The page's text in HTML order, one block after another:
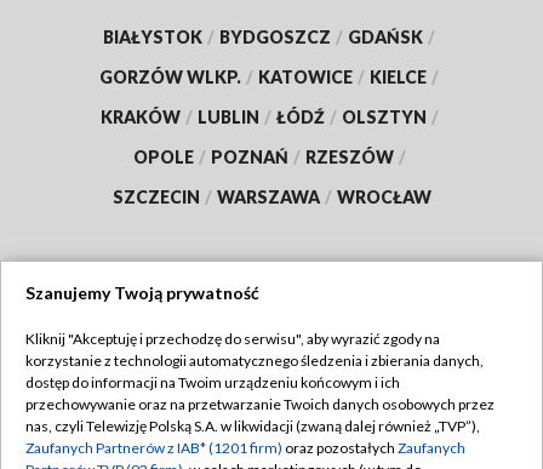
BIAŁYSTOK / BYDGOSZCZ / GDAŃSK /
GORZÓW WLKP. / KATOWICE / KIELCE /
KRAKÓW / LUBLIN / ŁÓDŹ / OLSZTYN /
OPOLE / POZNAŃ / RZESZÓW /
SZCZECIN / WARSZAWA / WROCŁAW
TVP
Abonament TVP
Emisja w TVP
Regulamin TVP
Polityka prywatności
Szanujemy Twoją prywatność
Kliknij "Akceptuję i przechodzę do serwisu", aby wyrazić zgody na
korzystanie z technologii automatycznego śledzenia i zbierania danych,
dostęp do informacji na Twoim urządzeniu końcowym i ich
przechowywanie oraz na przetwarzanie Twoich danych osobowych przez
nas, czyli Telewizję Polską S.A. w likwidacji (zwaną dalej również „TVP”),
Zaufanych Partnerów z IAB* (1201 firm) oraz pozostałych Zaufanych